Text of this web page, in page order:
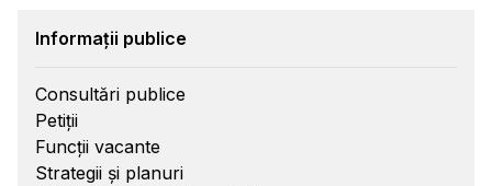
Informații publice
Consultări publice
Petiții
Funcții vacante
Strategii și planuri